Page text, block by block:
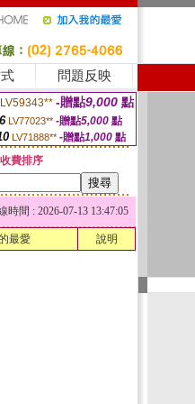
問題反映
LV59343** -贈點9,000 點
LV77023** -贈點5,000點
LV71888** -贈點1,000 點
費排序
時間 : 2026-07-13 13:47:05
最愛 說明